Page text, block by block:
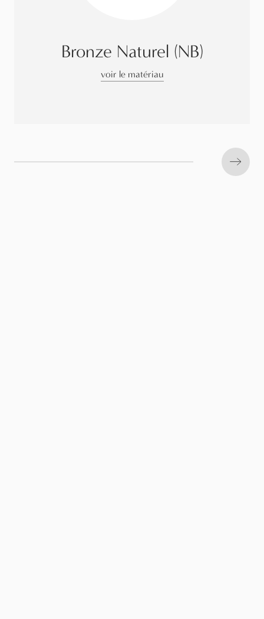
Bronze Naturel (NB)
voir le matériau
Next